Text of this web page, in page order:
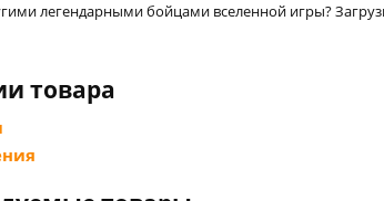
легендарными бойцами вселенной игры?
товара